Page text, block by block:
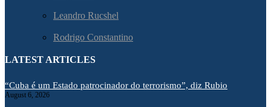
Leandro Rucshel
Rodrigo Constantino
LATEST ARTICLES
“Cuba é um Estado patrocinador do terrorismo”, diz Rubio
August 6, 2026